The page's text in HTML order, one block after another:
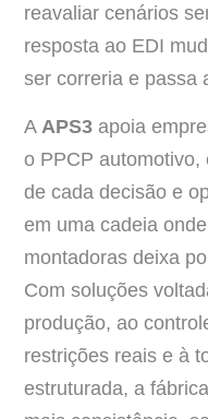
reavaliar cenários
resposta ao EDI
ser correria e passa
A APS3 apoia
o PPCP
de cada decisão e
em uma cadeia
montadoras deixa
Com soluções
produção, ao
restrições reais e à
estruturada, a